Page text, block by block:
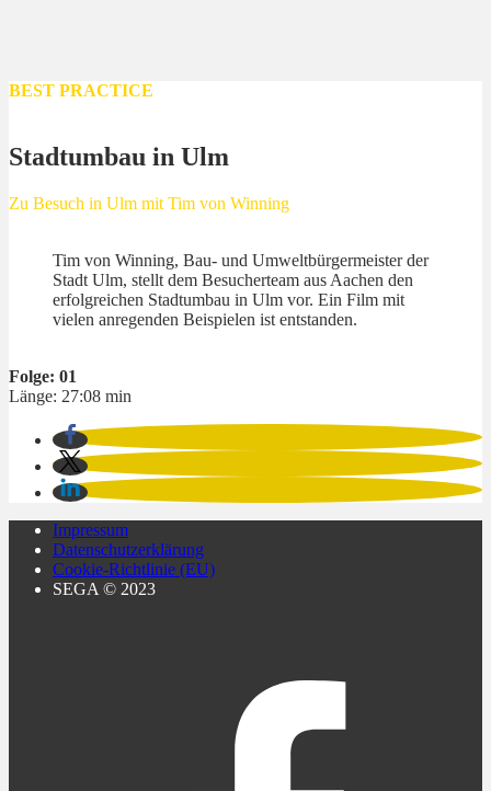
BEST PRACTICE
Stadtumbau in Ulm
Zu Besuch in Ulm mit Tim von Winning
Tim von Winning, Bau- und Umweltbürgermeister der
Stadt Ulm, stellt dem Besucherteam aus Aachen den
erfolgreichen Stadtumbau in Ulm vor. Ein Film mit
vielen anregenden Beispielen ist entstanden.
Folge: 01
Länge: 27:08 min
Impressum
Datenschutzerklärung
Cookie-Richtlinie (EU)
SEGA © 2023